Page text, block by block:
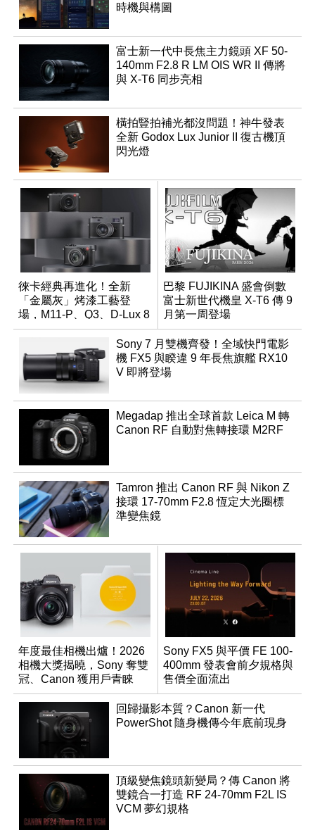
時機與構圖
富士新一代中長焦主力鏡頭 XF 50-
140mm F2.8 R LM OIS WR II 傳將
與 X-T6 同步亮相
橫拍豎拍補光都沒問題！神牛發表
全新 Godox Lux Junior II 復古機頂
閃光燈
徠卡經典再進化！全新
「金屬灰」烤漆工藝登
場，M11-P、Q3、D-Lux 8
領銜換裝
巴黎 FUJIKINA 盛會倒數
富士新世代機皇 X-T6 傳 9
月第一周登場
Sony 7 月雙機齊發！全域快門電影
機 FX5 與睽違 9 年長焦旗艦 RX10
V 即將登場
Megadap 推出全球首款 Leica M 轉
Canon RF 自動對焦轉接環 M2RF
Tamron 推出 Canon RF 與 Nikon Z
接環 17-70mm F2.8 恆定大光圈標
準變焦鏡
年度最佳相機出爐！2026
相機大獎揭曉，Sony 奪雙
冠、Canon 獲用戶青睞
Sony FX5 與平價 FE 100-
400mm 發表會前夕規格與
售價全面流出
回歸攝影本質？Canon 新一代
PowerShot 隨身機傳今年底前現身
頂級變焦鏡頭新變局？傳 Canon 將
雙鏡合一打造 RF 24-70mm F2L IS
VCM 夢幻規格